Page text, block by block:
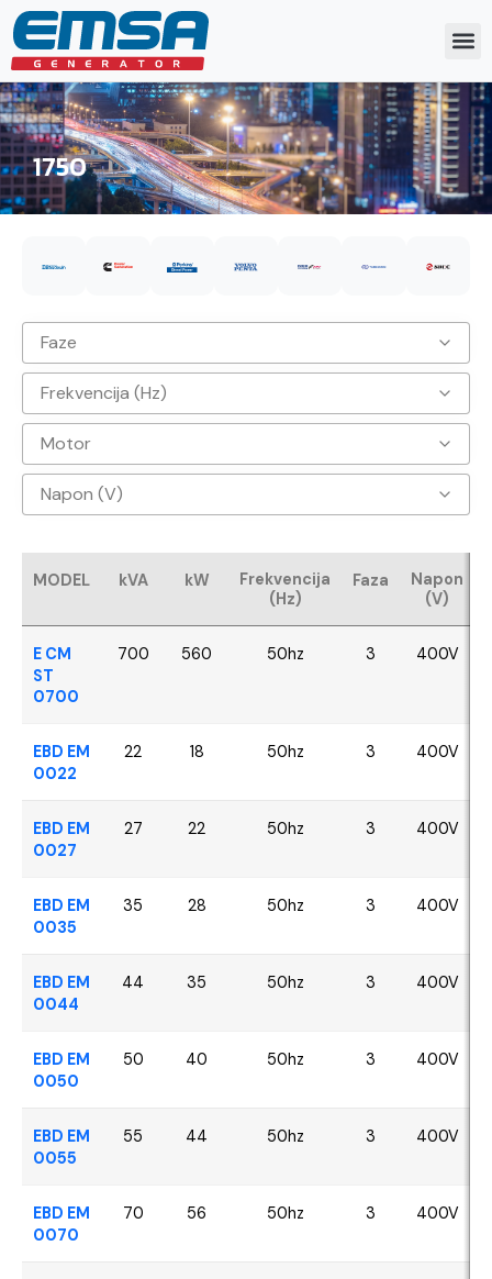
1750
Faze
3
Frekvencija (Hz)
50hz
Motor
Baudouin
CUMMINS
Perkins
VOLVO
YANGDONG
Napon (V)
400V
MODEL kVA kW
Frekvencija
(Hz)
Faza
Napon
(V)
E CM
ST
0700
700 560 50hz 3 400V
EBD EM
0022
22 18 50hz 3 400V
EBD EM
0027
27 22 50hz 3 400V
EBD EM
0035
35 28 50hz 3 400V
EBD EM
0044
44 35 50hz 3 400V
EBD EM
0050
50 40 50hz 3 400V
EBD EM
0055
55 44 50hz 3 400V
EBD EM
0070
70 56 50hz 3 400V